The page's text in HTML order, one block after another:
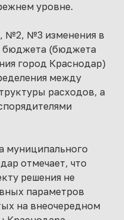
уровне.
№2, №3 изменения в
бюджета (бюджета
город Краснодар)
между
расходов, а
муниципального
отмечает, что
решения не
параметров
на внеочередном